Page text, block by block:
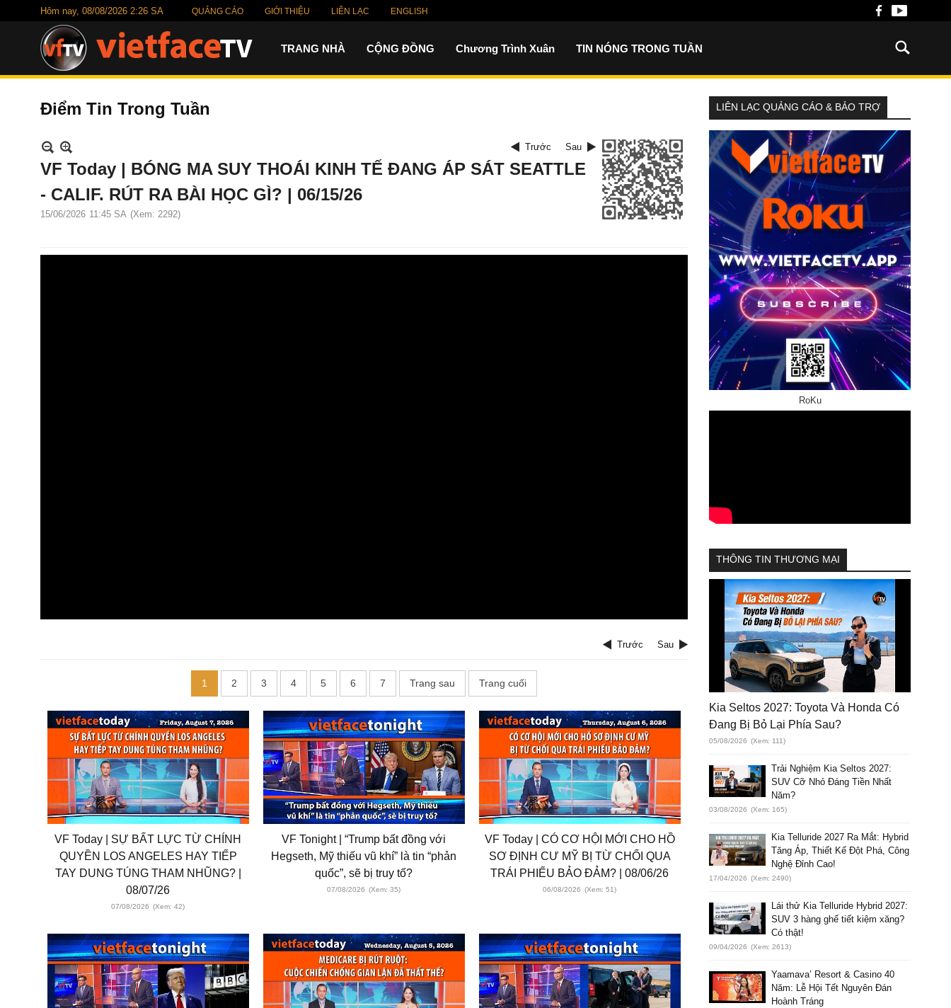
Hôm nay, 08/08/2026 2:26 SA QUẢNG CÁO GIỚI THIỆU LIÊN LẠC ENGLISH
TRANG NHÀ CỘNG ĐỒNG Chương Trình Xuân TIN NÓNG TRONG TUẦN
Điểm Tin Trong Tuần
Trước Sau
VF Today | BÓNG MA SUY THOÁI KINH TẾ ĐANG ÁP SÁT SEATTLE
- CALIF. RÚT RA BÀI HỌC GÌ? | 06/15/26
15/06/2026 11:45 SA (Xem: 2292)
Trước Sau
1 2 3 4 5 6 7 Trang sau Trang cuối
VF Today | SỰ BẤT LỰC TỪ CHÍNH
QUYỀN LOS ANGELES HAY TIẾP
TAY DUNG TÚNG THAM NHŨNG? |
08/07/26
07/08/2026 (Xem: 42)
VF Tonight | “Trump bất đồng với
Hegseth, Mỹ thiếu vũ khí” là tin “phản
quốc”, sẽ bị truy tố?
07/08/2026 (Xem: 35)
VF Today | CÓ CƠ HỘI MỚI CHO HỒ
SƠ ĐỊNH CƯ MỸ BỊ TỪ CHỐI QUA
TRÁI PHIẾU BẢO ĐẢM? | 08/06/26
06/08/2026 (Xem: 51)
LIÊN LẠC QUẢNG CÁO & BẢO TRỢ
RoKu
THÔNG TIN THƯƠNG MẠI
Kia Seltos 2027: Toyota Và Honda Có
Đang Bị Bỏ Lại Phía Sau?
05/08/2026 (Xem: 111)
Trải Nghiệm Kia Seltos 2027:
SUV Cỡ Nhỏ Đáng Tiền Nhất
Năm?
03/08/2026 (Xem: 165)
Kia Telluride 2027 Ra Mắt: Hybrid
Tăng Áp, Thiết Kế Đột Phá, Công
Nghệ Đỉnh Cao!
17/04/2026 (Xem: 2490)
Lái thử Kia Telluride Hybrid 2027:
SUV 3 hàng ghế tiết kiệm xăng?
Có thật!
09/04/2026 (Xem: 2613)
Yaamava’ Resort & Casino 40
Năm: Lễ Hội Tết Nguyên Đán
Hoành Tráng